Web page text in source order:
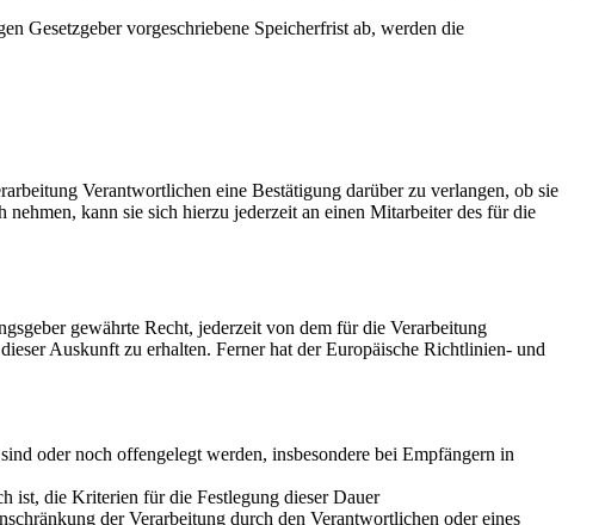
Gesetzgeber vorgeschriebene Speicherfrist ab, werden die
Verantwortlichen eine Bestätigung darüber zu verlangen, ob sie
kann sie sich hierzu jederzeit an einen Mitarbeiter des für die
gewährte Recht, jederzeit von dem für die Verarbeitung
Auskunft zu erhalten. Ferner hat der Europäische Richtlinien- und
oder noch offengelegt werden, insbesondere bei Empfängern in
ist, die Kriterien für die Festlegung dieser Dauer
der Verarbeitung durch den Verantwortlichen oder eines